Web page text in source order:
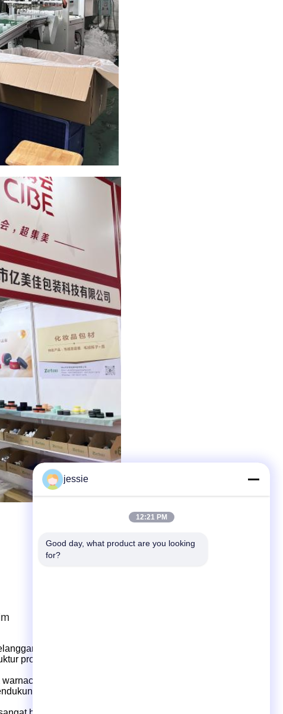
untuk pengembangan produk dan desain,
produk, kustomisasi cetakan pribadi, produksi dan
warnacap
produksi
jessie
12:21 PM
Good day, what product are you looking
for?